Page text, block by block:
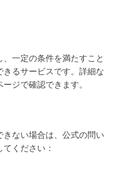
一定の条件を満たすこと
るサービスです。詳細な
ジで確認できます。
きない場合は、公式の問い
ください：